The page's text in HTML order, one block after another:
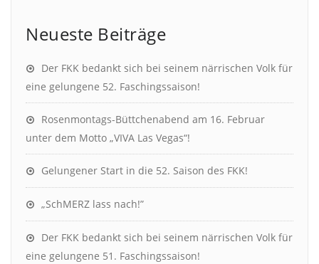
Neueste Beiträge
Der FKK bedankt sich bei seinem närrischen Volk für
eine gelungene 52. Faschingssaison!
Rosenmontags-Büttchenabend am 16. Februar
unter dem Motto „VIVA Las Vegas“!
Gelungener Start in die 52. Saison des FKK!
„SchMERZ lass nach!”
Der FKK bedankt sich bei seinem närrischen Volk für
eine gelungene 51. Faschingssaison!